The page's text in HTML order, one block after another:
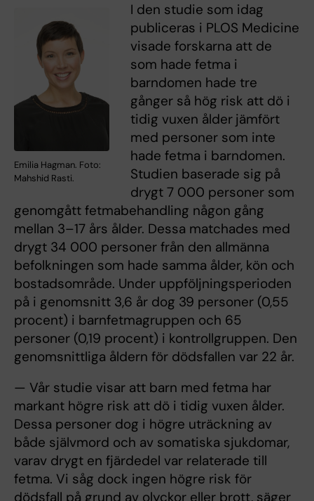
Emilia Hagman. Foto:
Mahshid Rasti.
I den studie som idag
publiceras i PLOS Medicine
visade forskarna att de
som hade fetma i
barndomen hade tre
gånger så hög risk att dö i
tidig vuxen ålder jämfört
med personer som inte
hade fetma i barndomen.
Studien baserade sig på
drygt 7 000 personer som
genomgått fetmabehandling någon gång
mellan 3–17 års ålder. Dessa matchades med
drygt 34 000 personer från den allmänna
befolkningen som hade samma ålder, kön och
bostadsområde. Under uppföljningsperioden
på i genomsnitt 3,6 år dog 39 personer (0,55
procent) i barnfetmagruppen och 65
personer (0,19 procent) i kontrollgruppen. Den
genomsnittliga åldern för dödsfallen var 22 år.
— Vår studie visar att barn med fetma har
markant högre risk att dö i tidig vuxen ålder.
Dessa personer dog i högre uträckning av
både självmord och av somatiska sjukdomar,
varav drygt en fjärdedel var relaterade till
fetma. Vi såg dock ingen högre risk för
dödsfall på grund av olyckor eller brott, säger